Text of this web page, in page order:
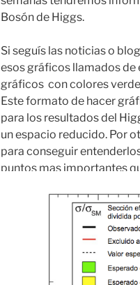
Bosónde Higgs.
Si seguís las noticias o
esos gráficos llamados de
gráficos con colores
Este formato de hacer
para los resultados del
un espacio reducido. Por
para conseguir
puntos mas importantes